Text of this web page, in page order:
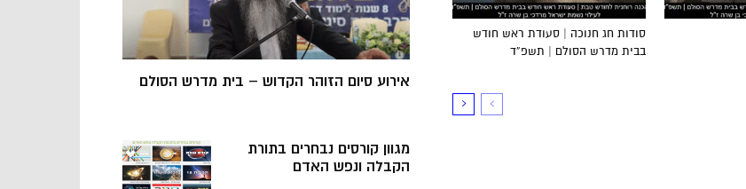
סודות חג חנוכה | סעודת ראש חודש
בבית מדרש הסולם | תשפ”ד
אירוע סיום הזוהר הקדוש – בית מדרש הסולם
מגוון קורסים נבחרים בתורת
הקבלה ונפש האדם